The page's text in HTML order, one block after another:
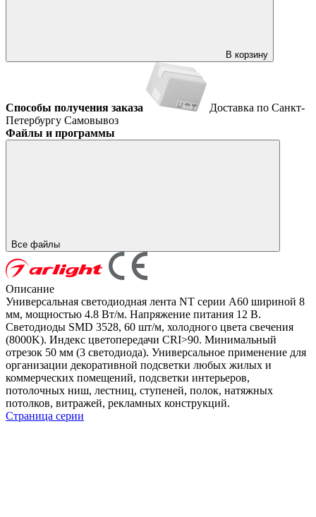
В корзину
Способы получения заказа
Доставка по Санкт-
Петербургу Самовывоз
Файлы и программы
Все файлы
Описание
Универсальная светодиодная лента NT серии A60 шириной 8
мм, мощностью 4.8 Вт/м. Напряжение питания 12 В.
Светодиоды SMD 3528, 60 шт/м, холодного цвета свечения
(8000K). Индекс цветопередачи CRI>90. Минимальный
отрезок 50 мм (3 светодиода). Универсальное применение для
организации декоративной подсветки любых жилых и
коммерческих помещений, подсветки интерьеров,
потолочных ниш, лестниц, ступеней, полок, натяжных
потолков, витражей, рекламных конструкций.
Страница серии